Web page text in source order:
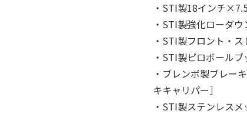
・STI製18インチ
・STI製強化ローダ
・STI製フロント・
・STI製ピロボール
・ブレンボ製ブレー
キキャリパー］
・STI製ステンレス